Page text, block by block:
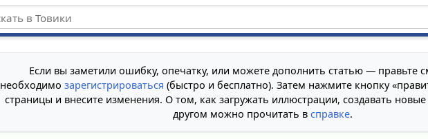
Если вы заметили ошибку, опечатку, или можете дополнить статью — правьте
необходимозарегистрироваться (быстро и бесплатно). Затем нажмите кнопку
страницы и внесите изменения. О том, как загружать иллюстрации, создавать
другом можно прочитать в справке.